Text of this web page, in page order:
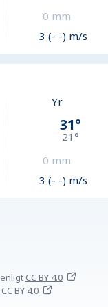
0 mm
3 (- -) m/s
Yr
31°
21°
0 mm
3 (- -) m/s
enligtCC BY 4.0
CC BY 4.0